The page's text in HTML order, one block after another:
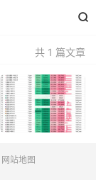

共 1 篇文章
网站地图